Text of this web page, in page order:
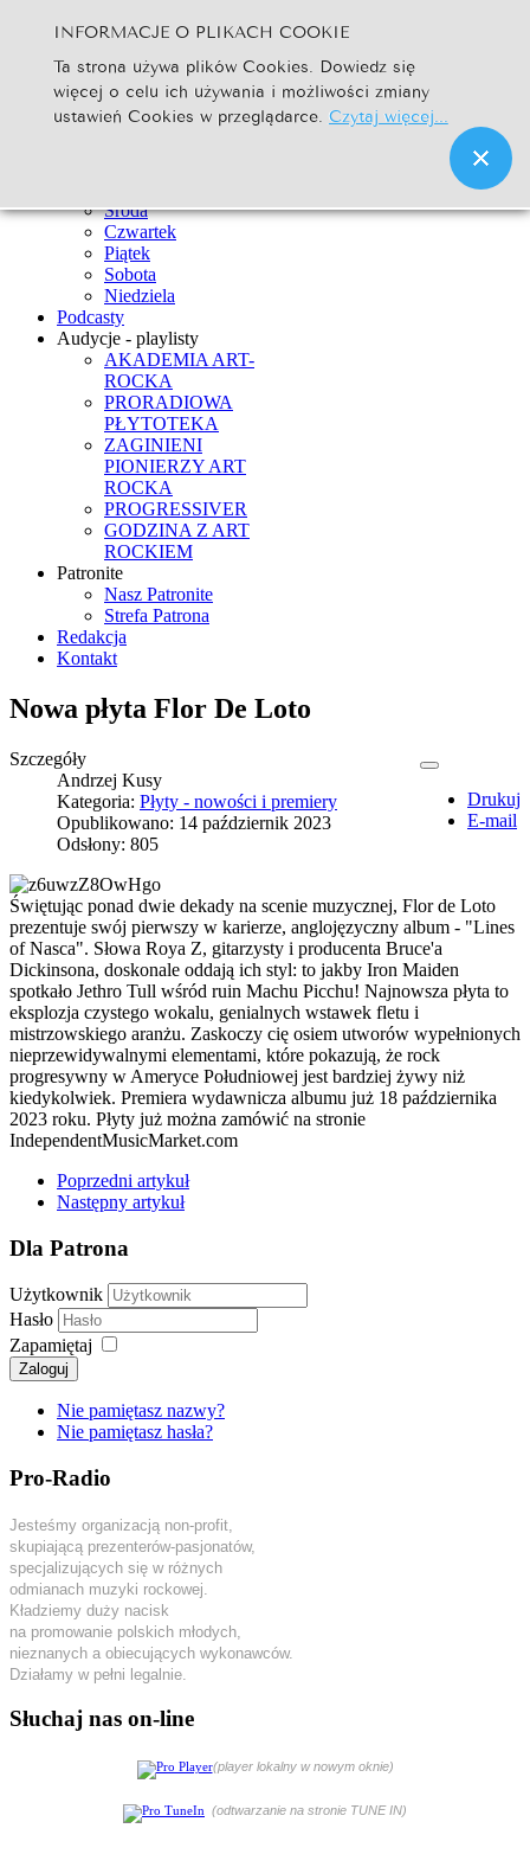
Szukaj... Go
Strona Główna
Newsy
Środa
Czwartek
Piątek
Sobota
Niedziela
Podcasty
Audycje - playlisty
AKADEMIA ART-
ROCKA
PRORADIOWA
PŁYTOTEKA
ZAGINIENI
PIONIERZY ART
ROCKA
PROGRESSIVER
GODZINA Z ART
ROCKIEM
Patronite
Nasz Patronite
Strefa Patrona
Redakcja
Kontakt
Nowa płyta Flor De Loto
Drukuj
E-mail
Szczegóły
Andrzej Kusy
Kategoria: Płyty - nowości i premiery
Opublikowano: 14 październik 2023
Odsłony: 805
Świętując ponad dwie dekady na scenie muzycznej, Flor de Loto
prezentuje swój pierwszy w karierze, anglojęzyczny album - "Lines
of Nasca". Słowa Roya Z, gitarzysty i producenta Bruce'a
Dickinsona, doskonale oddają ich styl: to jakby Iron Maiden
spotkało Jethro Tull wśród ruin Machu Picchu! Najnowsza płyta to
eksplozja czystego wokalu, genialnych wstawek fletu i
mistrzowskiego aranżu. Zaskoczy cię osiem utworów wypełnionych
nieprzewidywalnymi elementami, które pokazują, że rock
progresywny w Ameryce Południowej jest bardziej żywy niż
kiedykolwiek. Premiera wydawnicza albumu już 18 października
2023 roku. Płyty już można zamówić na stronie
IndependentMusicMarket.com
Poprzedni artykuł
Następny artykuł
Dla Patrona
Użytkownik
Hasło
Zapamiętaj
Zaloguj
Nie pamiętasz nazwy?
Nie pamiętasz hasła?
Pro-Radio
Jesteśmy organizacją non-profit,
skupiającą prezenterów-pasjonatów,
specjalizujących się w różnych
odmianach muzyki rockowej.
Kładziemy duży nacisk
na promowanie polskich młodych,
nieznanych a obiecujących wykonawców.
Działamy w pełni legalnie.
Słuchaj nas on-line
(player lokalny w nowym oknie)
(odtwarzanie na stronie TUNE IN)
INFORMACJE O PLIKACH COOKIE
Ta strona używa plików Cookies. Dowiedz się
więcej o celu ich używania i możliwości zmiany
ustawień Cookies w przeglądarce. Czytaj więcej...